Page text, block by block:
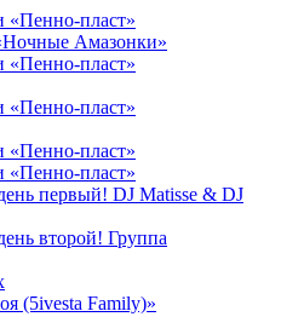
«Пенно-пласт»
Амазонки»
«Пенно-пласт»
«Пенно-пласт»
«Пенно-пласт»
«Пенно-пласт»
первый! DJ Matisse & DJ
второй! Группа
(5ivesta Family)»